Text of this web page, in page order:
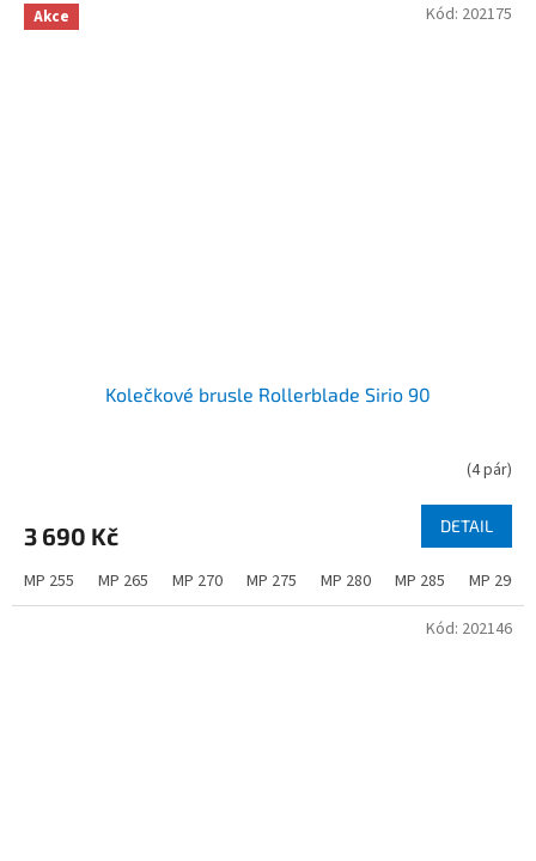
Akce
Kolečkové brusle Rollerblade Sirio 90
(4 pár)
3 690 Kč DETAIL
MP 255 MP 265 MP 270 MP 275 MP 280 MP 285 MP 290
Kód: 202175
Kód: 202146